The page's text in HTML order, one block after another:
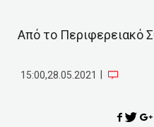
Από το Περιφερειακό
15:00,28.05.2021